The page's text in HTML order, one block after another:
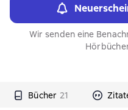
Wir senden eine
Bücher 21